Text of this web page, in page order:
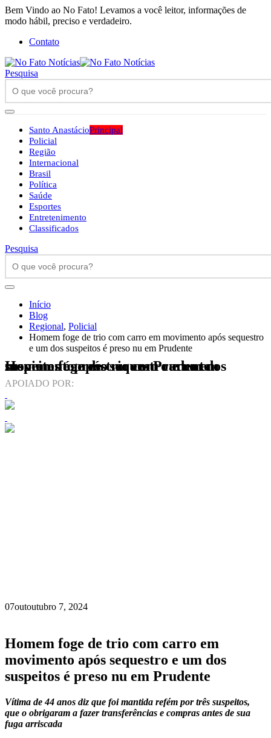
Bem Vindo ao No Fato! Levamos a você leitor, informações de
modo hábil, preciso e verdadeiro.
Contato
Pesquisa
Santo AnastácioPrincipal
Policial
Região
Internacional
Brasil
Política
Saúde
Esportes
Entretenimento
Classificados
Pesquisa
Início
Blog
Regional, Policial
Homem foge de trio com carro em movimento após sequestro
e um dos suspeitos é preso nu em Prudente
Homem foge de trio com carro em movimento após sequestro e um dos suspeitos é preso nu em Prudente
APOIADO POR:
07outoutubro 7, 2024
Homem foge de trio com carro em
movimento após sequestro e um dos
suspeitos é preso nu em Prudente
Vítima de 44 anos diz que foi mantida refém por três suspeitos,
que o obrigaram a fazer transferências e compras antes de sua
fuga arriscada